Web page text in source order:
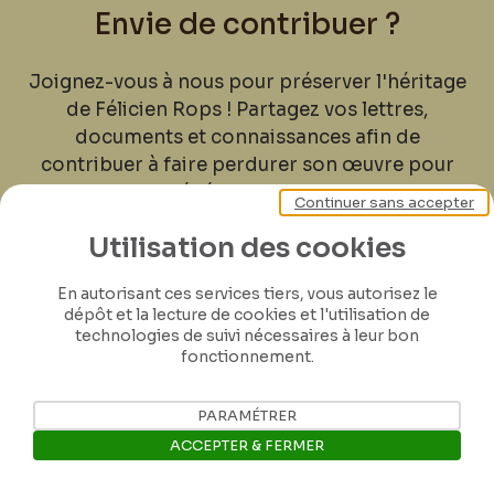
Envie de contribuer ?
Joignez-vous à nous pour préserver l'héritage
de Félicien Rops ! Partagez vos lettres,
documents et connaissances afin de
contribuer à faire perdurer son œuvre pour
les générations futures.
Je contribue
Utilisation des cookies
En autorisant ces services tiers, vous autorisez le
dépôt et la lecture de cookies et l'utilisation de
technologies de suivi nécessaires à leur bon
fonctionnement.
Continuer sans accepter
PARAMÉTRER
ACCEPTER & FERMER